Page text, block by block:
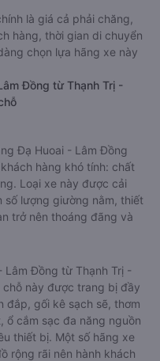
là giá cả phải chăng,
hàng, thời gian di chuyển
chọn lựa hãng xe này
Đồng từ Thạnh Trị -
Đạ Huoai - Lâm Đồng
hàng khó tính: chất
Loại xe này được cải
lượng giường nằm, thiết
trở nên thoáng đãng và
Lâm Đồng từ Thạnh Trị -
chỗ này được trang bị đầy
đắp, gối kê sạch sẽ, thơm
ổ cắm sạc đa năng nguồn
thiết bị. Một số hãng xe
rộng rãi nên hành khách